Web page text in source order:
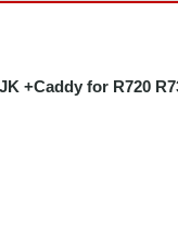
+Caddy for R720